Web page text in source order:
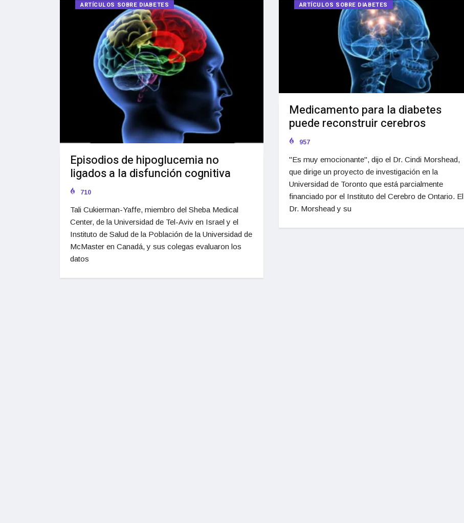
ARTÍCULOS SOBRE DIABETES
Episodios de hipoglucemia no
ligados a la disfunción cognitiva
710
Tali Cukierman-Yaffe, miembro del Sheba Medical
Center, de la Universidad de Tel-Aviv en Israel y el
Instituto de Salud de la Población de la Universidad de
McMaster en Canadá, y sus colegas evaluaron los
datos
ARTÍCULOS SOBRE DIABETES
Medicamento para la diabetes
puede reconstruir cerebros
957
"Es muy emocionante", dijo el Dr. Cindi Morshead,
que dirige un proyecto de investigación en la
Universidad de Toronto que está parcialmente
financiado por el Instituto del Cerebro de Ontario. El
Dr. Morshead y su